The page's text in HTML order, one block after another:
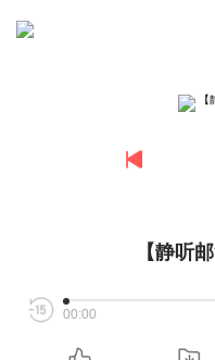
【静听
00:00